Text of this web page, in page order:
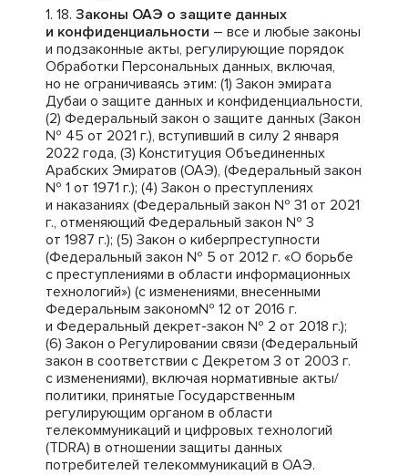
Законы ОАЭ о защите данных
и конфиденциальности – все и любые законы
и подзаконные акты, регулирующие порядок
Обработки Персональных данных, включая,
но не ограничиваясь этим: (1) Закон эмирата
Дубаи о защите данных и конфиденциальности,
(2) Федеральный закон о защите данных (Закон
№ 45 от 2021 г.), вступивший в силу 2 января
2022 года, (3) Конституция Объединенных
Арабских Эмиратов (ОАЭ), (Федеральный закон
№ 1 от 1971 г.); (4) Закон о преступлениях
и наказаниях (Федеральный закон № 31 от 2021
г., отменяющий Федеральный закон № 3
от 1987 г.); (5) Закон о киберпреступности
(Федеральный закон № 5 от 2012 г. «О борьбе
с преступлениями в области информационных
технологий») (с изменениями, внесенными
Федеральным законом№ 12 от 2016 г.
и Федеральный декрет-закон № 2 от 2018 г.);
(6) Закон о Регулировании связи (Федеральный
закон в соответствии с Декретом 3 от 2003 г.
с изменениями), включая нормативные акты/
политики, принятые Государственным
регулирующим органом в области
телекоммуникаций и цифровых технологий
(TDRA) в отношении защиты данных
потребителей телекоммуникаций в ОАЭ.